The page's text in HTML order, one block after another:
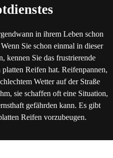
in ihrem Leben schon
Sie schon einmal in dieser
kennen Sie das frustrierende
Reifen hat. Reifenpannen,
Wetter auf der Straße
sie schaffen oft eine Situation,
gefährden kann. Es gibt
Reifen vorzubeugen.